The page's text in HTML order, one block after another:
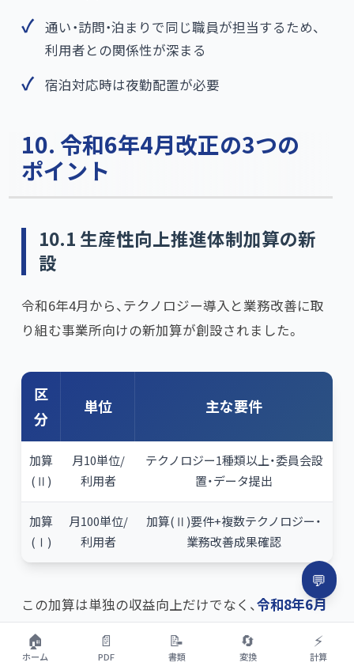
通い・訪問・泊まりで同じ職員が担当するため、
利用者との関係性が深まる
宿泊対応時は夜勤配置が必要
10. 令和6年4月改正の3つの
ポイント
10.1 生産性向上推進体制加算の新
設
令和6年4月から、テクノロジー導入と業務改善に取
り組む事業所向けの新加算が創設されました。
区
分
単位 主な要件
加算
(Ⅱ)
月10単位/
利用者
テクノロジー1種類以上・委員会設
置・データ提出
加算
(Ⅰ)
月100単位/
利用者
加算(Ⅱ)要件+複数テクノロジー・
業務改善成果確認
この加算は単独の収益向上だけでなく、​ 令和8年6月
るため、令和8年度において非常に重要性を増してい
🏠
ホーム
📄
PDF
📝
書類
🔄
変換
⚡
計算
💬